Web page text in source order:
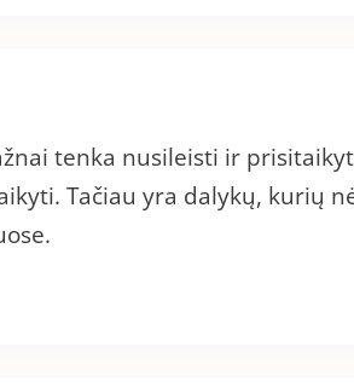
tenka nusileisti ir
Tačiau yra dalykų, kurių